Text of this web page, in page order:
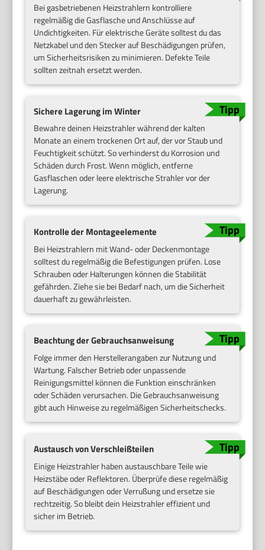
Bei gasbetriebenen Heizstrahlern kontrolliere
regelmäßig die Gasflasche und Anschlüsse auf
Undichtigkeiten. Für elektrische Geräte solltest du das
Netzkabel und den Stecker auf Beschädigungen prüfen,
um Sicherheitsrisiken zu minimieren. Defekte Teile
sollten zeitnah ersetzt werden.
Sichere Lagerung im Winter
Bewahre deinen Heizstrahler während der kalten
Monate an einem trockenen Ort auf, der vor Staub und
Feuchtigkeit schützt. So verhinderst du Korrosion und
Schäden durch Frost. Wenn möglich, entferne
Gasflaschen oder leere elektrische Strahler vor der
Lagerung.
Kontrolle der Montageelemente
Bei Heizstrahlern mit Wand- oder Deckenmontage
solltest du regelmäßig die Befestigungen prüfen. Lose
Schrauben oder Halterungen können die Stabilität
gefährden. Ziehe sie bei Bedarf nach, um die Sicherheit
dauerhaft zu gewährleisten.
Beachtung der Gebrauchsanweisung
Folge immer den Herstellerangaben zur Nutzung und
Wartung. Falscher Betrieb oder unpassende
Reinigungsmittel können die Funktion einschränken
oder Schäden verursachen. Die Gebrauchsanweisung
gibt auch Hinweise zu regelmäßigen Sicherheitschecks.
Austausch von Verschleißteilen
Einige Heizstrahler haben austauschbare Teile wie
Heizstäbe oder Reflektoren. Überprüfe diese regelmäßig
auf Beschädigungen oder Verrußung und ersetze sie
rechtzeitig. So bleibt dein Heizstrahler effizient und
sicher im Betrieb.